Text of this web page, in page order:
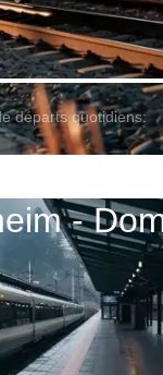
départs quotidiens:
-